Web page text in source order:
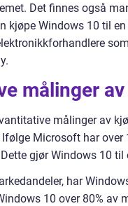
Det finnes også
kjøpe Windows 10 til
målinger
målinger av
Ifølge Microsoft har
gjør Windows 10
har
10 over 80%